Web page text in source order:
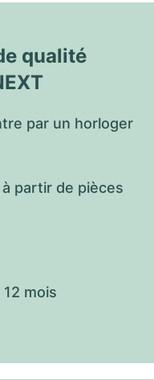
qualité
par un horloger
partir de pièces
12 mois